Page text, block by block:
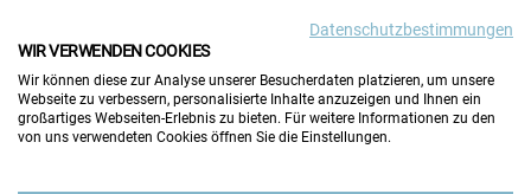
Datenschutzbestimmungen
WIR VERWENDEN COOKIES
Wir können diese zur Analyse unserer Besucherdaten platzieren, um unsere
Webseite zu verbessern, personalisierte Inhalte anzuzeigen und Ihnen ein
großartiges Webseiten-Erlebnis zu bieten. Für weitere Informationen zu den
von uns verwendeten Cookies öffnen Sie die Einstellungen.